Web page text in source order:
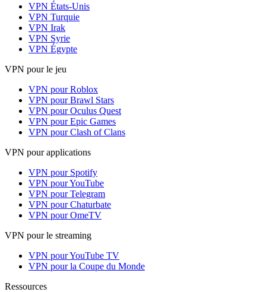
VPN États-Unis
VPN Turquie
VPN Irak
VPN Syrie
VPN Égypte
VPN pour le jeu
VPN pour Roblox
VPN pour Brawl Stars
VPN pour Oculus Quest
VPN pour Epic Games
VPN pour Clash of Clans
VPN pour applications
VPN pour Spotify
VPN pour YouTube
VPN pour Telegram
VPN pour Chaturbate
VPN pour OmeTV
VPN pour le streaming
VPN pour YouTube TV
VPN pour la Coupe du Monde
Ressources